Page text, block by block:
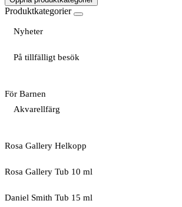
Produktkategorier
Nyheter
På tillfälligt besök
För Barnen
Akvarellfärg
Rosa Gallery Helkopp
Rosa Gallery Tub 10 ml
Daniel Smith Tub 15 ml